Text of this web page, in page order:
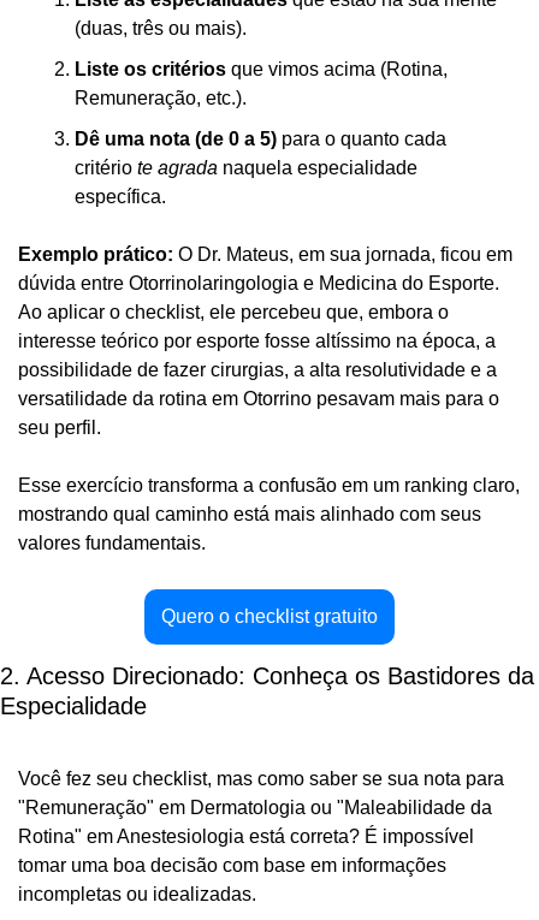
(duas, três ou mais).
Liste os critérios que vimos acima (Rotina,
Remuneração, etc.).
Dê uma nota (de 0 a 5) para o quanto cada
critério te agrada naquela especialidade
específica.
Exemplo prático: O Dr. Mateus, em sua jornada, ficou em
dúvida entre Otorrinolaringologia e Medicina do Esporte.
Ao aplicar o checklist, ele percebeu que, embora o
interesse teórico por esporte fosse altíssimo na época, a
possibilidade de fazer cirurgias, a alta resolutividade e a
versatilidade da rotina em Otorrino pesavam mais para o
seu perfil.
Esse exercício transforma a confusão em um ranking claro,
mostrando qual caminho está mais alinhado com seus
valores fundamentais.
Quero o checklist gratuito
2. Acesso Direcionado: Conheça os Bastidores da
Especialidade
Você fez seu checklist, mas como saber se sua nota para
"Remuneração" em Dermatologia ou "Maleabilidade da
Rotina" em Anestesiologia está correta? É impossível
tomar uma boa decisão com base em informações
incompletas ou idealizadas.